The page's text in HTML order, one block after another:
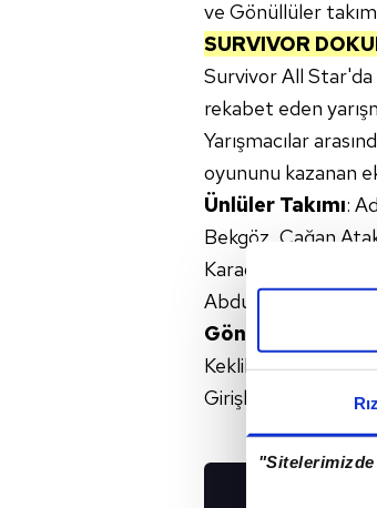
"Sitelerimizde
ve Gönüllüler
SURVIVOR
Survivor All Star'da
rekabet eden
Yarışmacılar
oyununu kazanan
Ünlüler Takımı:
Bekgöz, Çağan
Karadere, Sema
Abdullayev
Gönüllüler Takımı
Keklikler, Evrim
Girişken, Seda